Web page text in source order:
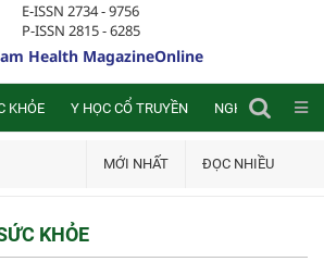
E-ISSN 2734 - 9756
P-ISSN 2815 - 6285
Health MagazineOnline
KHỎE Y HỌC CỔ TRUYỀN NGHIÊN CỨU
MỚI NHẤT ĐỌC NHIỀU
KHỎE